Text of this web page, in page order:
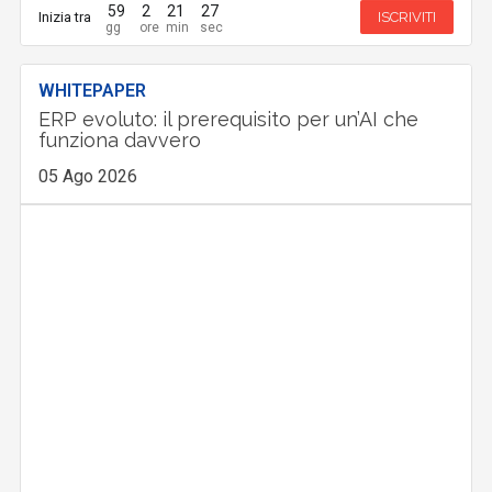
Inizia tra 59 2 21 26 ISCRIVITI
WHITEPAPER
ERP evoluto: il prerequisito per un’AI che
funziona davvero
05 Ago 2026